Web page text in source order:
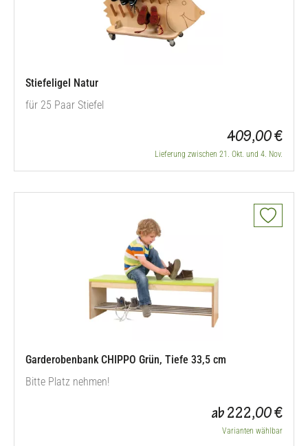
Stiefeligel Natur
für 25 Paar Stiefel
409,00 €
Lieferung zwischen 21. Okt. und 4. Nov.
Garderobenbank CHIPPO Grün, Tiefe 33,5 cm
Bitte Platz nehmen!
ab 222,00 €
Varianten wählbar